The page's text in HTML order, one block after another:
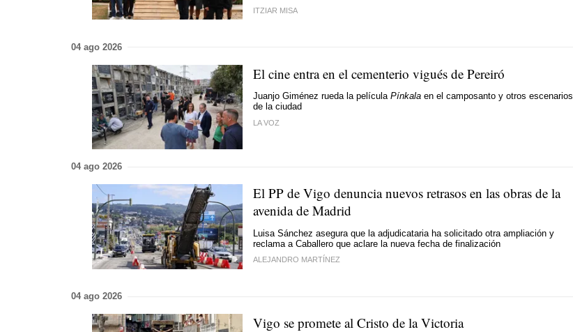
ITZIAR MISA
04 ago 2026
El cine entra en el cementerio vigués de Pereiró
Juanjo Giménez rueda la película Pínkala en el camposanto y otros escenarios
de la ciudad
LA VOZ
04 ago 2026
El PP de Vigo denuncia nuevos retrasos en las obras de la
avenida de Madrid
Luisa Sánchez asegura que la adjudicataria ha solicitado otra ampliación y
reclama a Caballero que aclare la nueva fecha de finalización
ALEJANDRO MARTÍNEZ
04 ago 2026
Vigo se promete al Cristo de la Victoria